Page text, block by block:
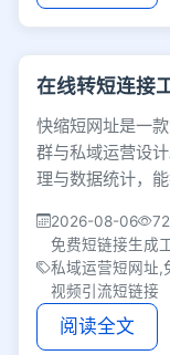
在线转短连接
快缩短网址是一
群与私域运营设
理与数据统计，
2026-08-06
72
免费短链接生成
私域运营短网址,
视频引流短链接
阅读全文